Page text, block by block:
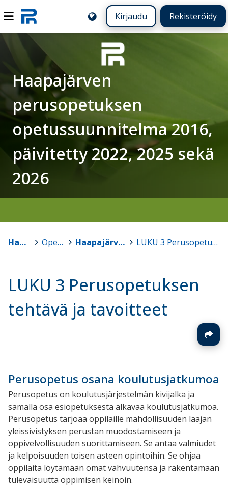
Kirjaudu Rekisteröidy
Haapajärven
perusopetuksen
opetussuunnitelma 2016,
päivitetty 2022, 2025 sekä
2026
Haapajärvi Opetussuunnitelmat Haapajärven perusopetuksen opetussuunnitelma 2016, päivitetty 2022, 2025 sekä 2026 LUKU 3 Perusopetuksen tehtävä ja tavoitteet
LUKU 3 Perusopetuksen
tehtävä ja tavoitteet
Perusopetus osana koulutusjatkumoa
Perusopetus on koulutusjärjestelmän kivijalka ja
samalla osa esiopetuksesta alkavaa koulutusjatkumoa.
Perusopetus tarjoaa oppilaille mahdollisuuden laajan
yleissivistyksen perustan muodostamiseen ja
oppivelvollisuuden suorittamiseen. Se antaa valmiudet
ja kelpoisuuden toisen asteen opintoihin. Se ohjaa
oppilaita löytämään omat vahvuutensa ja rakentamaan
tulevaisuutta oppimisen keinoin.